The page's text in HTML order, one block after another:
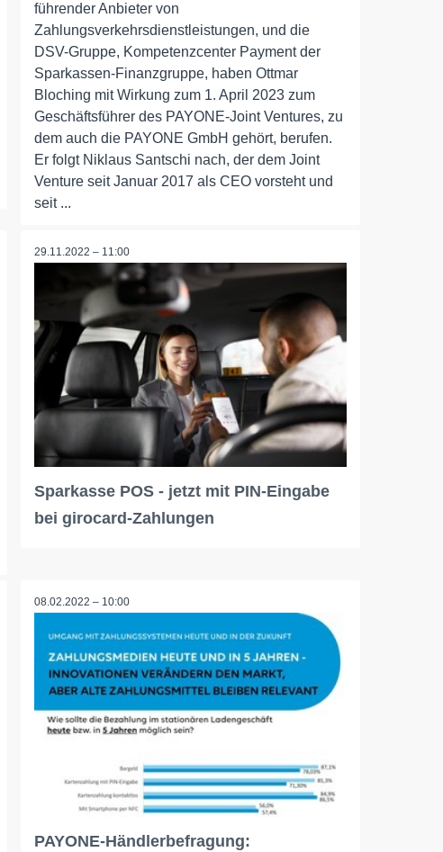
führender Anbieter von
Zahlungsverkehrsdienstleistungen, und die
DSV-Gruppe, Kompetenzcenter Payment der
Sparkassen-Finanzgruppe, haben Ottmar
Bloching mit Wirkung zum 1. April 2023 zum
Geschäftsführer des PAYONE-Joint Ventures, zu
dem auch die PAYONE GmbH gehört, berufen.
Er folgt Niklaus Santschi nach, der dem Joint
Venture seit Januar 2017 als CEO vorsteht und
seit ...
29.11.2022 – 11:00
Sparkasse POS - jetzt mit PIN-Eingabe
bei girocard-Zahlungen
08.02.2022 – 10:00
PAYONE-Händlerbefragung: